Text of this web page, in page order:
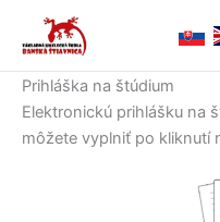
Prihláška na štúdium
Elektronickú prihlášku na
môžete vyplniť po kliknutí